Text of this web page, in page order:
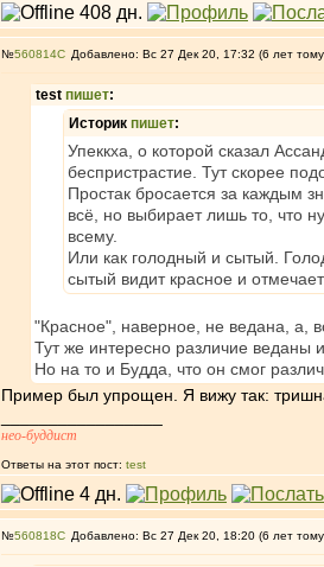
№560814 Добавлено: Вс 27 Дек 20, 17:32 (6 лет
test пишет:
Историк пишет:
Упеккха, о которой сказал
беспристрастие. Тут скорее
Простак бросается за каждым
всё, но выбирает лишь то, что
всему.
Или как голодный и сытый.
сытый видит красное и
"Красное", наверное, не ведана, а,
Тут же интересно различие веданы
Но на то и Будда, что он смог
Пример был упрощен. Я вижу так:
нео-буддист
Ответы на этот пост: test
№560818 Добавлено: Вс 27 Дек 20, 18:20 (6 лет